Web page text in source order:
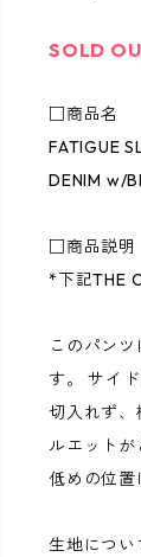
SOLD
□商品名
FATIGUE
DENIM w/
□商品説明
*下記THE
このパン
す。 サイ
切入れず
ルエット
低めの位置
生地につい